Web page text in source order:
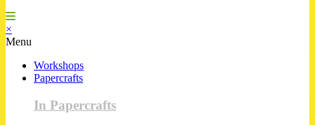
×
Menu
Workshops
Papercrafts
In Papercrafts